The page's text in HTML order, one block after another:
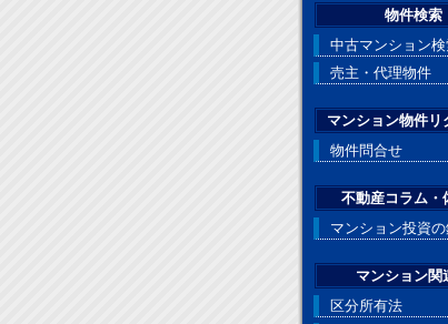
物件検索
中古マンション
売主・代理物件
マンション物件リ
物件問合せ
不動産コラム・
マンション投資の
マンション関
区分所有法